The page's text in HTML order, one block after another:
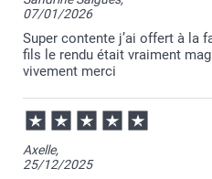
Merci pour votre
votre commentaire.
Votre satisfaction est
récompenses.
Cordialement,
Florence@smartphoto
07/01/2026
Super contente j’ai offert à la
fils le rendu était vraiment
vivement merci
Axelle,
25/12/2025